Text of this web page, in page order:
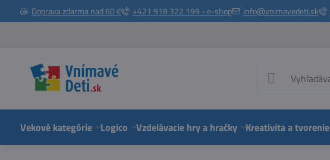
Doprava zdarma nad 60 € +421 918 322 199 - e-shop info@vnimavedeti.sk
Vekové kategórie Logico Vzdelávacie hry a hračky Kreativita a tvorenie